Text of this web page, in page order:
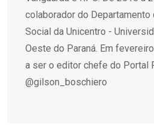
colaborador do Departamento
Social da Unicentro -
Oeste do Paraná. Em
a ser o editor chefe do Portal
@gilson_boschiero